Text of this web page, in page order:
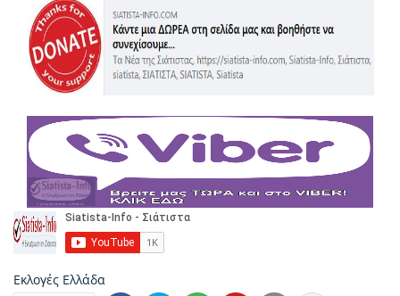
Εκλογές Ελλάδα